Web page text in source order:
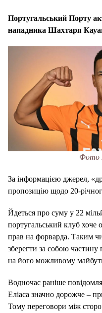
Португальський Порту
нападника Шахтаря
Фото
За інформацією джерел,
пропозицію щодо 20-
Йдеться про суму у 22
португальський клуб
прав на форварда. Таким
зберегти за собою частину
на його можливому
Водночас раніше
Еліаса значно дорожче –
Тому переговори між